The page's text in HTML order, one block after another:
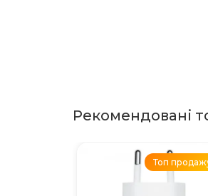
Рекомендовані
Топ